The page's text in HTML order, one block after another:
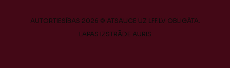
AUTORTIESĪBAS 2026 © ATSAUCE UZ LFF.LV OBLIGĀTA.
LAPAS IZSTRĀDE AURIS